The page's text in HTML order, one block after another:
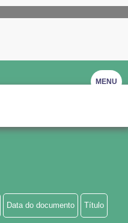
MENU
Data do documento Título